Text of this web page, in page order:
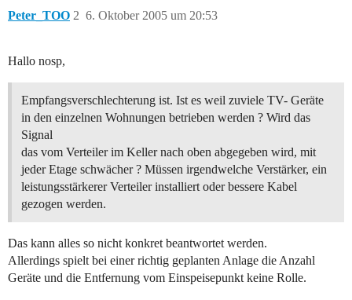
Peter_TOO 6. Oktober 2005 um 20:53
2
Hallo nosp,
Empfangsverschlechterung ist. Ist es weil zuviele TV- Geräte
in den einzelnen Wohnungen betrieben werden ? Wird das
Signal
das vom Verteiler im Keller nach oben abgegeben wird, mit
jeder Etage schwächer ? Müssen irgendwelche Verstärker, ein
leistungsstärkerer Verteiler installiert oder bessere Kabel
gezogen werden.
Das kann alles so nicht konkret beantwortet werden.
Allerdings spielt bei einer richtig geplanten Anlage die Anzahl
Geräte und die Entfernung vom Einspeisepunkt keine Rolle.